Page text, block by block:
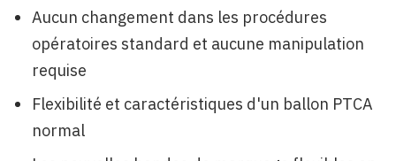
Aucun changement dans les procédures
opératoires standard et aucune manipulation
requise
Flexibilité et caractéristiques d'un ballon PTCA
normal